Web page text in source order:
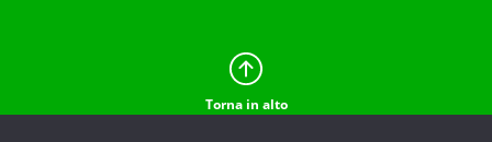
Torna in alto